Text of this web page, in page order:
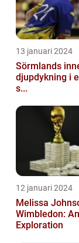
13 januari 2024
Sörmlands
djupdykning i
s...
12 januari 2024
Melissa
Wimbledon:
Exploration